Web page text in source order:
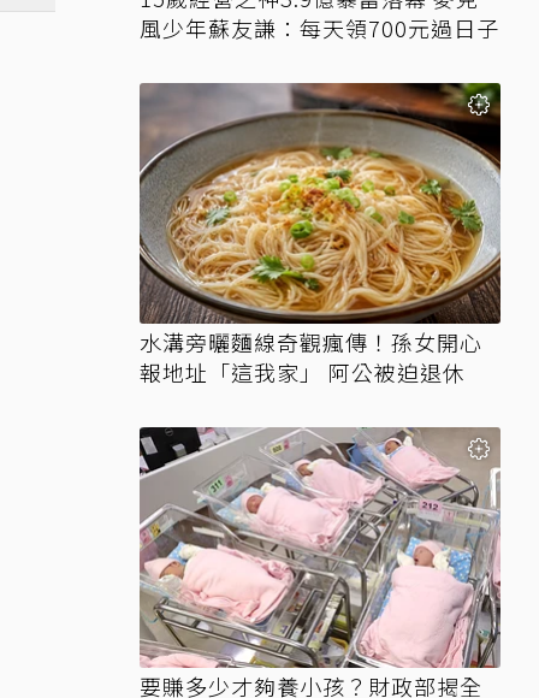
風少年蘇友謙：每天領700元過日子
水溝旁曬麵線奇觀瘋傳！孫女開心
報地址「這我家」 阿公被迫退休
要賺多少才夠養小孩？財政部揭全